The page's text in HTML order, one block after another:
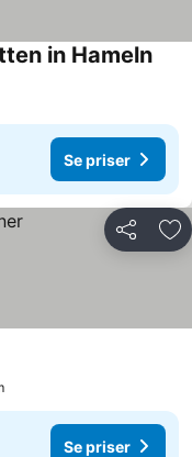
in HamelnSe
Se priser
Dela
Se priser